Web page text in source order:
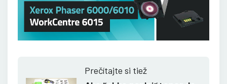
Prečítajte si tiež